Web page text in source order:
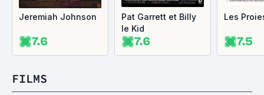
Jeremiah Johnson
7.6
Pat Garrett et Billy
le Kid
7.6
Les
7.5
FILMS